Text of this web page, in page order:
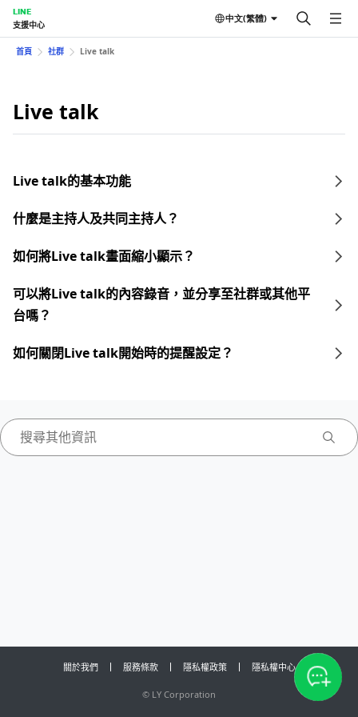
LINE
支援中心
中文(繁體)
首頁 社群 Live talk
Live talk
Live talk的基本功能
什麼是主持人及共同主持人？
如何將Live talk畫面縮小顯示？
可以將Live talk的內容錄音，並分享至社群或其他平
台嗎？
如何關閉Live talk開始時的提醒設定？
關於我們 服務條款 隱私權政策 隱私權中心
© LY Corporation